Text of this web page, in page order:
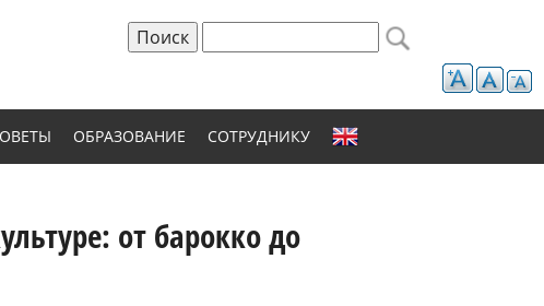
Форма поиска
ОБРАЗОВАНИЕ СОТРУДНИКУ
от барокко до